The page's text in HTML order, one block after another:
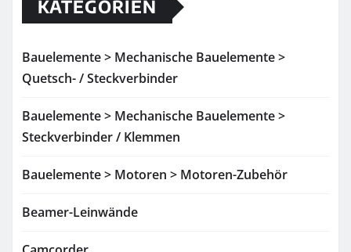
KATEGORIEN
Bauelemente > Mechanische Bauelemente >
Quetsch- / Steckverbinder
Bauelemente > Mechanische Bauelemente >
Steckverbinder / Klemmen
Bauelemente > Motoren > Motoren-Zubehör
Beamer-Leinwände